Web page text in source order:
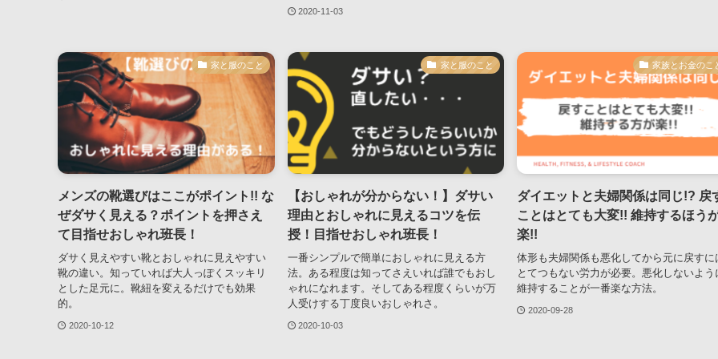
2020-11-03
家と服のこと
メンズの靴選びはここがポイント!! な
ぜダサく見える？ポイントを押さえ
て目指せおしゃれ班長！
ダサく見えやすい靴とおしゃれに見えやすい
靴の違い。知っていれば大人っぽくスッキリ
とした足元に。靴紐を変えるだけでも効果
的。
2020-10-12
家と服のこと
【おしゃれが分からない！】ダサい
理由とおしゃれに見えるコツを伝
授！目指せおしゃれ班長！
一番シンプルで簡単におしゃれに見える方
法。ある程度は知ってさえいれば誰でもおし
ゃれになれます。そしてある程度くらいが万
人受けする丁度良いおしゃれさ。
2020-10-03
家族とお金のこ
ダイエットと夫婦関係は同じ!? 戻
ことはとても大変!! 維持するほう
楽!!
体形も夫婦関係も悪化してから元に戻すに
とてつもない労力が必要。悪化しないよう
維持することが一番楽な方法。
2020-09-28